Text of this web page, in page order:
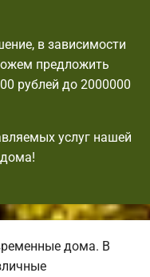
в зависимости
предложить
рублей до 2000000
услуг нашей
дома. В